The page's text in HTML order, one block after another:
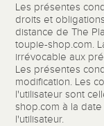
Les présentes
droits et
distance de The
toupie-shop.com.
irrévocable aux
Les présentes
modification. Les
l'utilisateur sont
shop.com à la
l'utilisateur.